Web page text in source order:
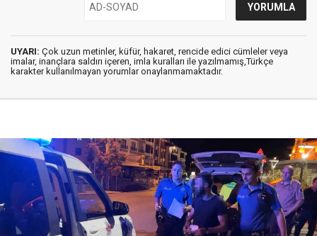
UYARI: Çok uzun metinler, küfür, hakaret, rencide edici cümleler veya
imalar, inançlara saldırı içeren, imla kuralları ile yazılmamış,Türkçe
karakter kullanılmayan yorumlar onaylanmamaktadır.